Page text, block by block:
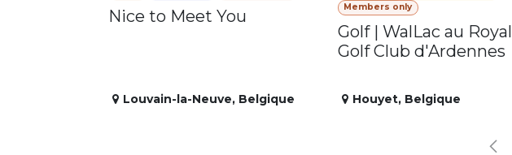
Nice to Meet You
Louvain-la-Neuve, Belgique
Members only
Golf | WalLac au Royal
Golf Club d'Ardennes
Houyet, Belgique